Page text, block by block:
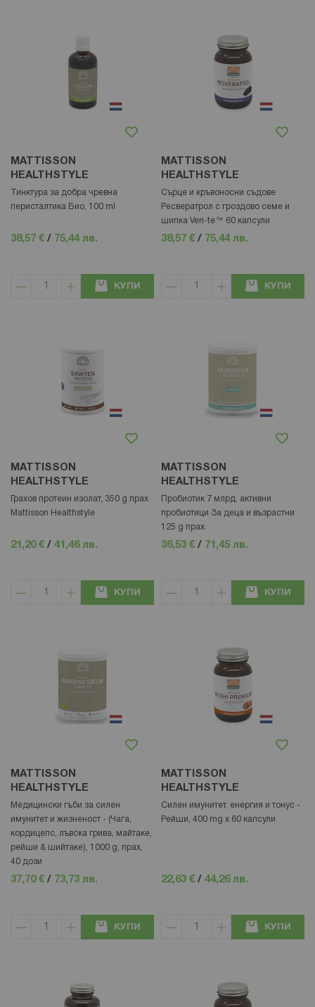
MATTISSON
HEALTHSTYLE
Тинктура за добра чревна
перисталтика Био, 100 ml
38,57 € / 75,44 лв.
КУПИ
MATTISSON
HEALTHSTYLE
Сърце и кръвоносни съдове
Ресвератрол с гроздово семе и
шипка Veri-te™ 60 капсули
38,57 € / 75,44 лв.
КУПИ
MATTISSON
HEALTHSTYLE
Грахов протеин изолат, 350 g прах
Mattisson Healthstyle
21,20 € / 41,46 лв.
КУПИ
MATTISSON
HEALTHSTYLE
Пробиотик 7 млрд. активни
пробиотици За деца и възрастни
125 g прах
36,53 € / 71,45 лв.
КУПИ
MATTISSON
HEALTHSTYLE
Медицински гъби за силен
имунитет и жизненост - (Чага,
кордицепс, лъвска грива, майтаке,
рейши & шийтаке), 1000 g, прах,
40 дози
37,70 € / 73,73 лв.
КУПИ
MATTISSON
HEALTHSTYLE
Силен имунитет, енергия и тонус -
Рейши, 400 mg х 60 капсули
22,63 € / 44,26 лв.
КУПИ